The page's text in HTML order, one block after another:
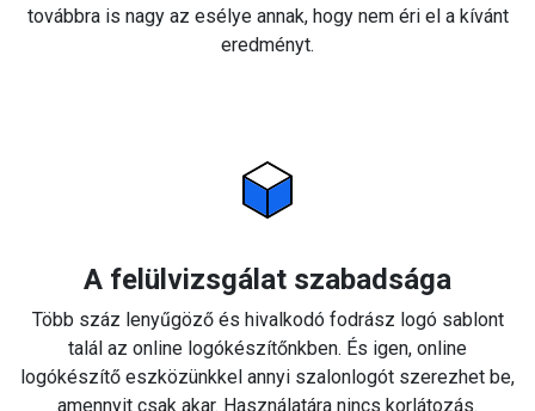
továbbra is nagy az esélye annak, hogy nem éri el a kívánt
eredményt.
A felülvizsgálat szabadsága
Több száz lenyűgöző és hivalkodó fodrász logó sablont
talál az online logókészítőnkben. És igen, online
logókészítő eszközünkkel annyi szalonlogót szerezhet be,
amennyit csak akar. Használatára nincs korlátozás.